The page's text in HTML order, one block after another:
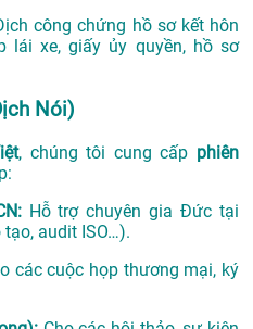
công chứng hồ sơ kết hôn
lái xe, giấy ủy quyền, hồ sơ
Nói)
, chúng tôi cung cấp phiên
Hỗ trợ chuyên gia Đức tại
audit ISO…).
các cuộc họp thương mại, ký